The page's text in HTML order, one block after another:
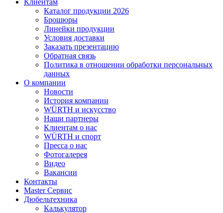
Клиентам
Каталог продукции 2026
Брошюры
Линейки продукции
Условия доставки
Заказать презентацию
Обратная связь
Политика в отношении обработки персональных
данных
О компании
Новости
История компании
WÜRTH и искусство
Наши партнеры
Клиентам о нас
WÜRTH и спорт
Пресса о нас
Фотогалерея
Видео
Вакансии
Контакты
Master Сервис
Дюбельтехника
Калькулятор